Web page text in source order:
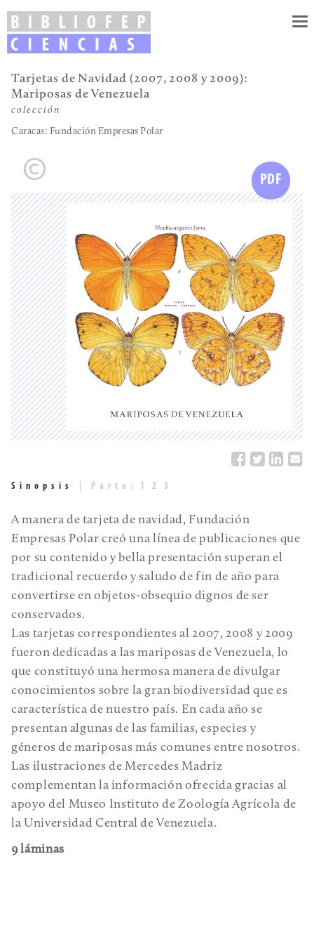
Tarjetas de Navidad (2007, 2008 y 2009):
Mariposas de Venezuela
colección
Caracas: Fundación Empresas Polar
PDF
Sinopsis Parte: 1 2 3
A manera de tarjeta de navidad, Fundación
Empresas Polar creó una línea de publicaciones que
por su contenido y bella presentación superan el
tradicional recuerdo y saludo de fin de año para
convertirse en objetos-obsequio dignos de ser
conservados.
Las tarjetas correspondientes al 2007, 2008 y 2009
fueron dedicadas a las mariposas de Venezuela, lo
que constituyó una hermosa manera de divulgar
conocimientos sobre la gran biodiversidad que es
característica de nuestro país. En cada año se
presentan algunas de las familias, especies y
géneros de mariposas más comunes entre nosotros.
Las ilustraciones de Mercedes Madriz
complementan la información ofrecida gracias al
apoyo del Museo Instituto de Zoología Agrícola de
la Universidad Central de Venezuela.
9 láminas